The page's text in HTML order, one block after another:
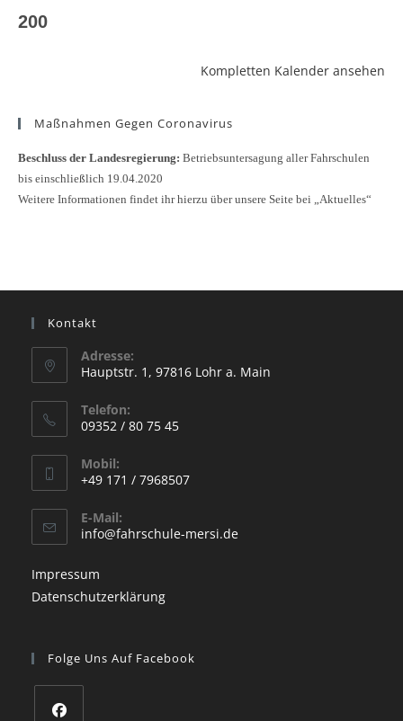
200
Kompletten Kalender ansehen
Maßnahmen Gegen Coronavirus
Beschluss der Landesregierung: Betriebsuntersagung aller Fahrschulen
bis einschließlich 19.04.2020
Weitere Informationen findet ihr hierzu über unsere Seite bei „Aktuelles“
Kontakt
Adresse:
Hauptstr. 1, 97816 Lohr a. Main
in
a
new
tab
Telefon:
09352 / 80 75 45
in
your
application
Mobil:
+49 171 / 7968507
in
your
E-Mail:
info@fahrschule-mersi.deOpens
Impressum
Datenschutzerklärung
Folge Uns Auf Facebook